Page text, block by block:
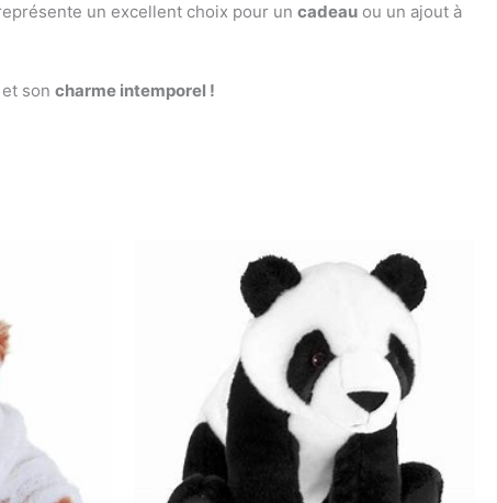
un excellent choix pour un cadeau ou un ajout à
et son charme intemporel !